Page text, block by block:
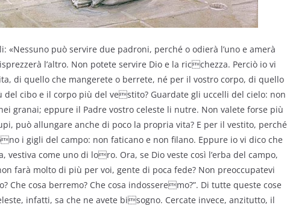
«Nessuno può servire due padroni, perché o odierà l’uno e amerà
l’altro. Non potete servire Dio e la ricchezza. Perciò io vi
di quello che mangerete o berrete, né per il vostro corpo, di quello
del cibo e il corpo più del vestito? Guardate gli uccelli del cielo: non
granai; eppure il Padre vostro celeste li nutre. Non valete forse più
può allungare anche di poco la propria vita? E per il vestito, perché
i gigli del campo: non faticano e non filano. Eppure io vi dico che
vestiva come uno di loro. Ora, se Dio veste così l’erba del campo,
farà molto di più per voi, gente di poca fede? Non preoccupatevi
Che cosa berremo? Che cosa indosseremo?”. Di tutte queste cose
infatti, sa che ne avete bisogno. Cercate invece, anzitutto, il